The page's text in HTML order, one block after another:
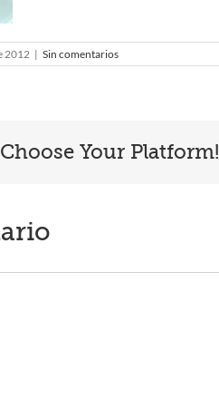
2012 | Sin comentarios
Your Platform!